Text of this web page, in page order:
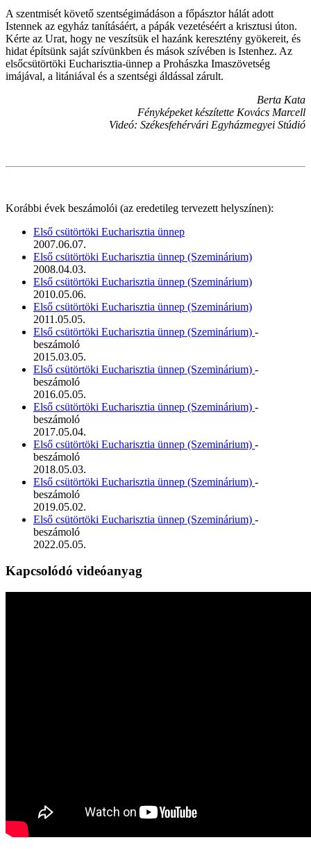
A szentmisét követő szentségimádáson a főpásztor hálát adott
Istennek az egyház tanításáért, a pápák vezetéséért a krisztusi úton.
Kérte az Urat, hogy ne veszítsük el hazánk keresztény gyökereit, és
hidat építsünk saját szívünkben és mások szívében is Istenhez. Az
elsőcsütörtöki Eucharisztia-ünnep a Prohászka Imaszövetség
imájával, a litániával és a szentségi áldással zárult.
Berta Kata
Fényképeket készítette Kovács Marcell
Videó: Székesfehérvári Egyházmegyei Stúdió
Korábbi évek beszámolói (az eredetileg tervezett helyszínen):
Első csütörtöki Eucharisztia ünnep
2007.06.07.
Első csütörtöki Eucharisztia ünnep (Szeminárium)
2008.04.03.
Első csütörtöki Eucharisztia ünnep (Szeminárium)
2010.05.06.
Első csütörtöki Eucharisztia ünnep (Szeminárium)
2011.05.05.
Első csütörtöki Eucharisztia ünnep (Szeminárium) -
beszámoló
2015.03.05.
Első csütörtöki Eucharisztia ünnep (Szeminárium) -
beszámoló
2016.05.05.
Első csütörtöki Eucharisztia ünnep (Szeminárium) -
beszámoló
2017.05.04.
Első csütörtöki Eucharisztia ünnep (Szeminárium) -
beszámoló
2018.05.03.
Első csütörtöki Eucharisztia ünnep (Szeminárium) -
beszámoló
2019.05.02.
Első csütörtöki Eucharisztia ünnep (Szeminárium) -
beszámoló
2022.05.05.
Kapcsolódó videóanyag